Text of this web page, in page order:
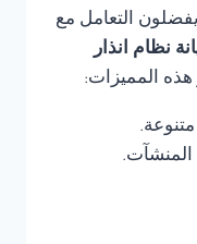
التعامل مع
نظام انذار
هذه المميزات:
المنشآت.